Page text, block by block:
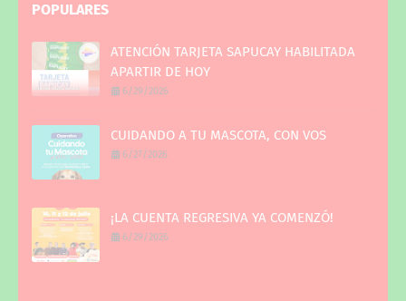
POPULARES
ATENCIÓN TARJETA SAPUCAY HABILITADA
APARTIR DE HOY
6/29/2026
CUIDANDO A TU MASCOTA, CON VOS
6/27/2026
¡LA CUENTA REGRESIVA YA COMENZÓ!
6/29/2026